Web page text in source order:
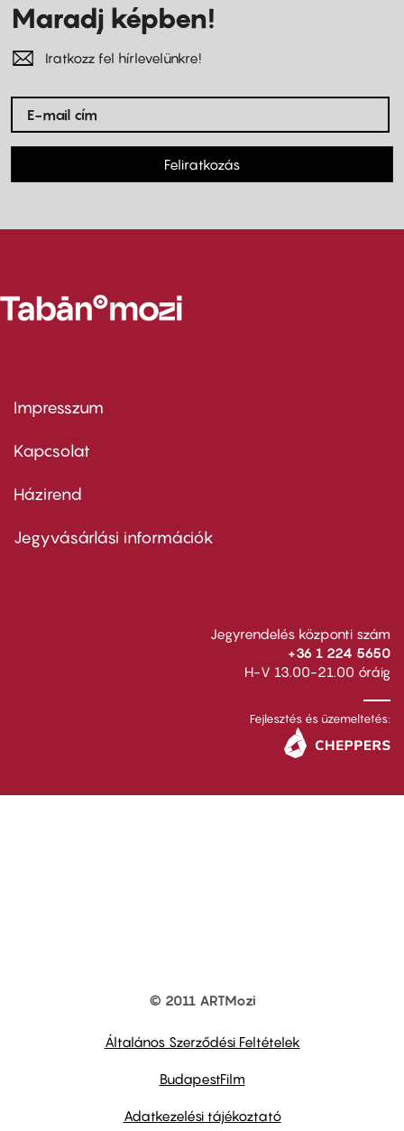
Maradj képben!
Iratkozz fel hírlevelünkre!
Feliratkozás
Footer
first
Impresszum
Kapcsolat
Footer
second
Házirend
Jegyvásárlási információk
Jegyrendelés központi szám
+36 1 224 5650
H-V 13.00-21.00 óráig
Fejlesztés és üzemeltetés:
© 2011 ARTMozi
Általános Szerződési Feltételek
BudapestFilm
Adatkezelési tájékoztató